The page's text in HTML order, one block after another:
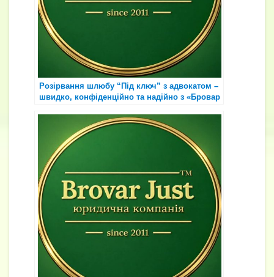
Розірвання шлюбу “Під ключ” з адвокатом –
швидко, конфіденційно та надійно з «Бровар